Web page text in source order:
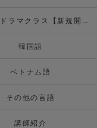
タイ語／ドラマクラス【新規開校】
韓国語
ベトナム語
その他の言語
講師紹介